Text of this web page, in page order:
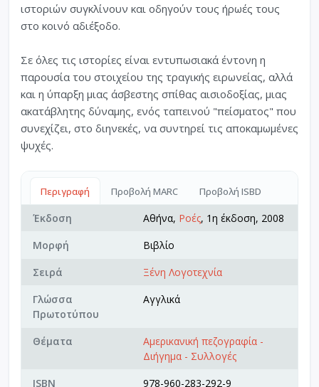
ιστοριών συγκλίνουν και οδηγούν τους ήρωές τους
στο κοινό αδιέξοδο.
Σε όλες τις ιστορίες είναι εντυπωσιακά έντονη η
παρουσία του στοιχείου της τραγικής ειρωνείας, αλλά
και η ύπαρξη μιας άσβεστης σπίθας αισιοδοξίας, μιας
ακατάβλητης δύναμης, ενός ταπεινού "πείσματος" που
συνεχίζει, στο διηνεκές, να συντηρεί τις αποκαμωμένες
ψυχές.
Περιγραφή Προβολή MARC Προβολή ISBD
Έκδοση Αθήνα, Ροές, 1η έκδοση, 2008
Μορφή
Βιβλίο
Σειρά
Ξένη Λογοτεχνία
Γλώσσα
Πρωτοτύπου
Αγγλικά
Θέματα
Αμερικανική πεζογραφία -
Διήγημα - Συλλογές
ISBN
978-960-283-292-9